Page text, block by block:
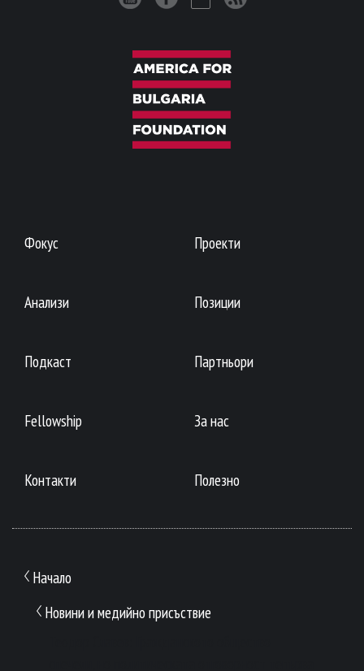
Фокус Проекти
Анализи Позиции
Подкаст Партньори
Fellowship За нас
Контакти Полезно
Начало
Новини и медийно присъствие